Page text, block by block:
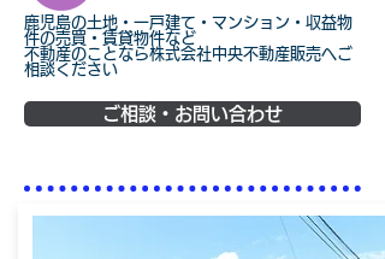
鹿児島の土地・一戸建て・マンション・収益物
件の売買・賃貸物件など
不動産のことなら株式会社中央不動産販売へご
相談ください
ご相談・お問い合わせ